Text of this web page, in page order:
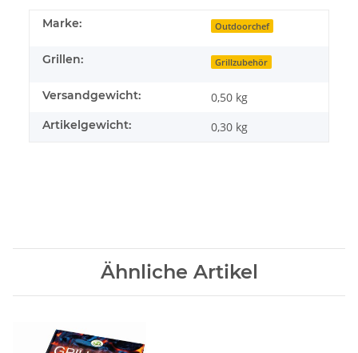
Marke: Outdoorchef
Grillen: Grillzubehör
Versandgewicht: 0,50 kg
Artikelgewicht: 0,30 kg
Ähnliche Artikel